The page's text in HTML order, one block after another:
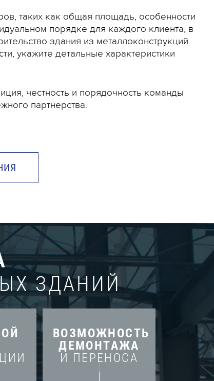
таких как общая площадь, особенности
порядке для каждого клиента, в
здания из металлоконструкций
укажите детальные характеристики
честность и порядочность команды
партнерства.
ЗДАНИЙ
ВОЗМОЖНОСТЬ
ДЕМОНТАЖА
И ПЕРЕНОСА